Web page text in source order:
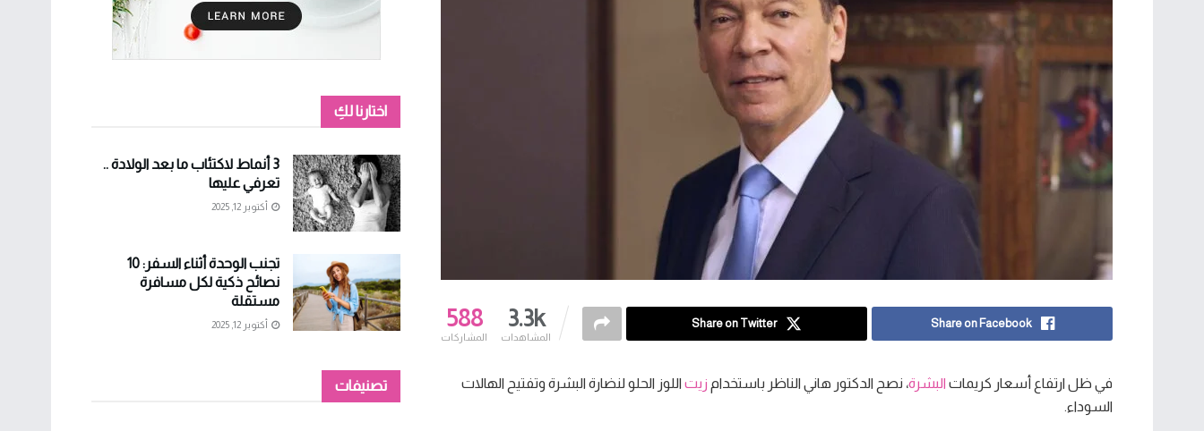
588
المشاركات
3.3k
المشاهدات
Share on Facebook
Share on Twitter
في ظل ارتفاع أسعار كريمات البشرة، نصح الدكتور هاني الناظر باستخدام زيت اللوز الحلو لنضارة البشرة وتفتيح الهالات
السوداء.
اختارنا لكِ
3 أنماط لاكتئاب ما بعد الولادة ..
تعرفي عليها
أكتوبر 12, 2025
تجنب الوحدة أثناء السفر: 10
نصائح ذكية لكل مسافرة
مستقلة
أكتوبر 12, 2025
تصنيفات